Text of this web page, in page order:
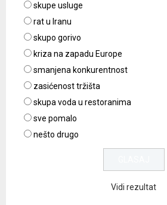
skupe usluge
rat u Iranu
skupo gorivo
kriza na zapadu Europe
smanjena konkurentnost
zasićenost tržišta
skupa voda u restoranima
sve pomalo
nešto drugo
Vidi rezultat